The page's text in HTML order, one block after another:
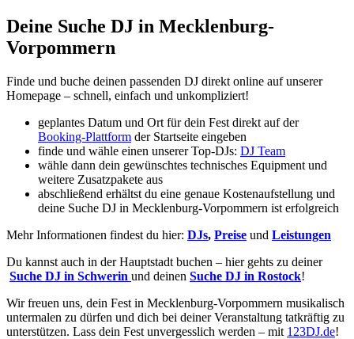
Deine Suche DJ in Mecklenburg-
Vorpommern
Finde und buche deinen passenden DJ direkt online auf unserer
Homepage – schnell, einfach und unkompliziert!
geplantes Datum und Ort für dein Fest direkt auf der
Booking-Plattform der Startseite eingeben
finde und wähle einen unserer Top-DJs: DJ Team
wähle dann dein gewünschtes technisches Equipment und
weitere Zusatzpakete aus
abschließend erhältst du eine genaue Kostenaufstellung und
deine Suche DJ in Mecklenburg-Vorpommern ist erfolgreich
Mehr Informationen findest du hier: DJs, Preise und Leistungen
Du kannst auch in der Hauptstadt buchen – hier gehts zu deiner
Suche DJ in Schwerin und deinen Suche DJ in Rostock!
Wir freuen uns, dein Fest in Mecklenburg-Vorpommern musikalisch
untermalen zu dürfen und dich bei deiner Veranstaltung tatkräftig zu
unterstützen. Lass dein Fest unvergesslich werden – mit 123DJ.de!